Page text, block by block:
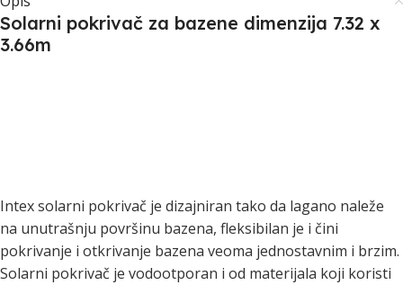
Solarni pokrivač za bazene dimenzija 7.32 x
3.66m
Intex solarni pokrivač je dizajniran tako da lagano naleže
na unutrašnju površinu bazena, fleksibilan je i čini
pokrivanje i otkrivanje bazena veoma jednostavnim i brzim.
Solarni pokrivač je vodootporan i od materijala koji koristi